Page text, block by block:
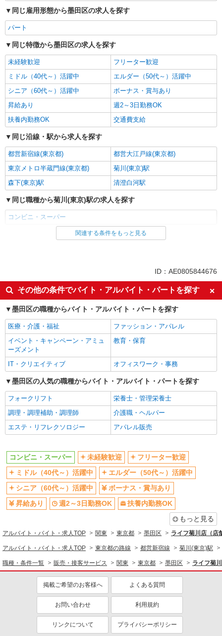
同じ雇用形態から墨田区の求人を探す
パート
同じ特徴から墨田区の求人を探す
未経験歓迎
フリーター歓迎
ミドル（40代～）活躍中
エルダー（50代～）活躍中
シニア（60代～）活躍中
ボーナス・賞与あり
昇給あり
週2～3日勤務OK
扶養内勤務OK
交通費支給
同じ沿線・駅から求人を探す
都営新宿線(東京都)
都営大江戸線(東京都)
東京メトロ半蔵門線(東京都)
菊川(東京)駅
森下(東京)駅
清澄白河駅
同じ職種から菊川(東京)駅の求人を探す
コンビニ・スーパー
同じ雇用形態から菊川(東京)駅の求人を探す
未経験歓迎
フリーター歓迎
ミドル（40代～）活躍中
エルダー（50代～）活躍中
シニア（60代～）活躍中
ボーナス・賞与あり
昇給あり
週2～3日勤務OK
扶養内勤務OK
交通費支給
同じ職種から求人を探す
販売・接客サービス
コンビニ・スーパー
同じ特徴から求人を探す
未経験歓迎
ミドル（40代～）活躍中
扶養内勤務OK
交通費支給
関連する条件をもっと見る
ID：AE0805844676
その他の条件でバイト・アルバイト・パートを探す
墨田区の職種からバイト・アルバイト・パートを探す
医療・介護・福祉
ファッション・アパレル
イベント・キャンペーン・アミュ
ーズメント
教育・保育
IT・クリエイティブ オフィスワーク・事務
墨田区の人気の職種からバイト・アルバイト・パートを探す
フォークリフト
栄養士・管理栄養士
調理・調理補助・調理師
介護職・ヘルパー
エステ・リフレクソロジー
アパレル販売
コンビニ・スーパー 未経験歓迎
フリーター歓迎
ミドル（40代～）活躍中
エルダー（50代～）活躍中
シニア（60代～）活躍中
ボーナス・賞与あり
昇給あり
週2～3日勤務OK
扶養内勤務OK
もっと見る
アルバイト・バイト・求人TOP 関東 東京都 墨田区 ライフ菊川店（店
アルバイト・バイト・求人TOP 東京都の路線 都営新宿線 菊川(東京)駅
職種・条件一覧 販売・接客サービス 関東 東京都 墨田区 ライフ菊
掲載ご希望のお客様へ よくある質問
お問い合わせ 利用規約
リンクについて プライバシーポリシー